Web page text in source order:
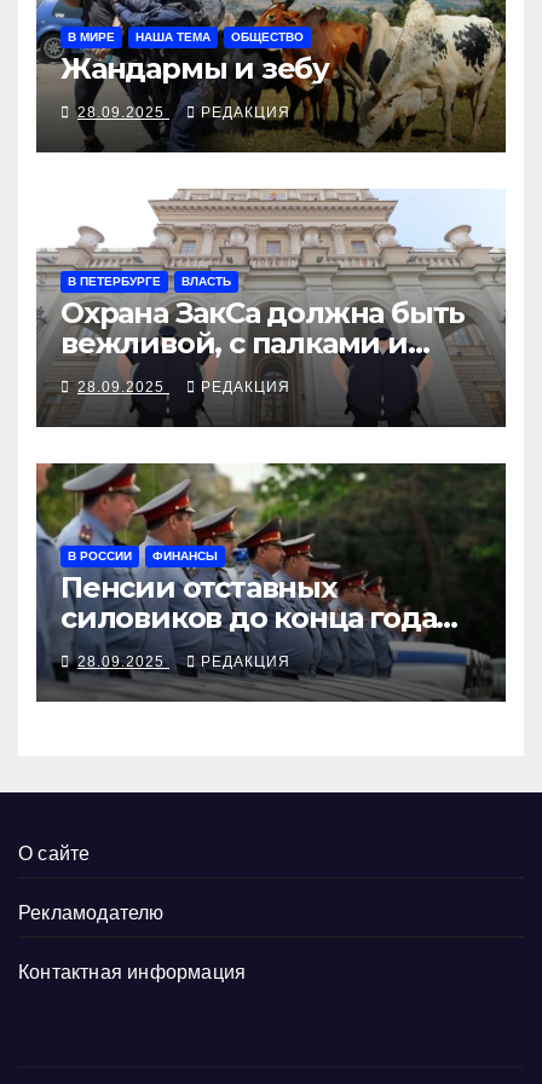
В МИРЕ НАША ТЕМА ОБЩЕСТВО
Жандармы и зебу
28.09.2025 РЕДАКЦИЯ
В ПЕТЕРБУРГЕ ВЛАСТЬ
Охрана ЗакСа должна быть
вежливой, с палками и
наручниками
28.09.2025 РЕДАКЦИЯ
В РОССИИ ФИНАНСЫ
Пенсии отставных
силовиков до конца года
повысятся вместе с
окладами действующих
28.09.2025 РЕДАКЦИЯ
О сайте
Рекламодателю
Контактная информация